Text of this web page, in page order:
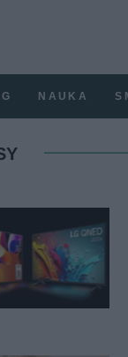
NAUKA